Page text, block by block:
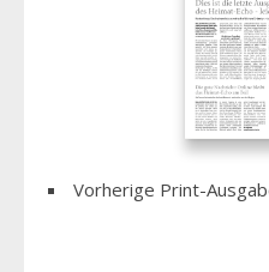
Vorherige Print-